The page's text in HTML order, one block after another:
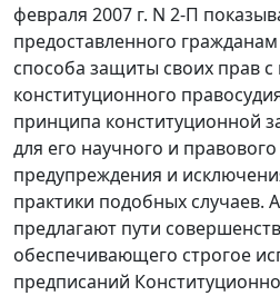
февраля 2007 г. N 2-П
предоставленного
способа защиты своих прав
конституционного
принципа конституционной
для его научного и
предупреждения и
практики подобных случаев.
предлагают пути
обеспечивающего строгое
предписаний